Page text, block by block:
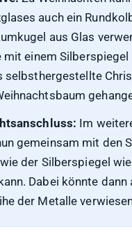
auch ein
aus Glas
mit einem Silberspiegel
selbsthergestellte
Im
gemeinsam mit den
der Silberspiegel
Dabei könnte dann
der Metalle